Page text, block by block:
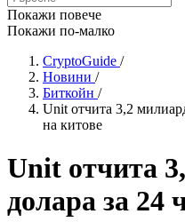
Покажи повече
Покажи по-малко
CryptoGuide /
Новини /
Биткойн /
Unit отчита 3,2
на китове
Unit отчита
долара за 24